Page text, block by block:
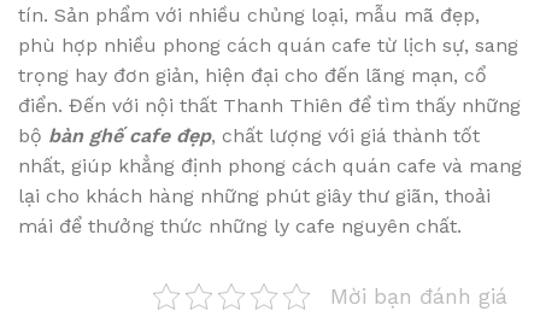
tín. Sản phẩm với nhiều chủng loại, mẫu mã đẹp,
phù hợp nhiều phong cách quán cafe từ lịch sự, sang
trọng hay đơn giản, hiện đại cho đến lãng mạn, cổ
điển. Đến với nội thất Thanh Thiên để tìm thấy những
bộ bàn ghế cafe đẹp, chất lượng với giá thành tốt
nhất, giúp khẳng định phong cách quán cafe và mang
lại cho khách hàng những phút giây thư giãn, thoải
mái để thưởng thức những ly cafe nguyên chất.
Mời bạn đánh giá